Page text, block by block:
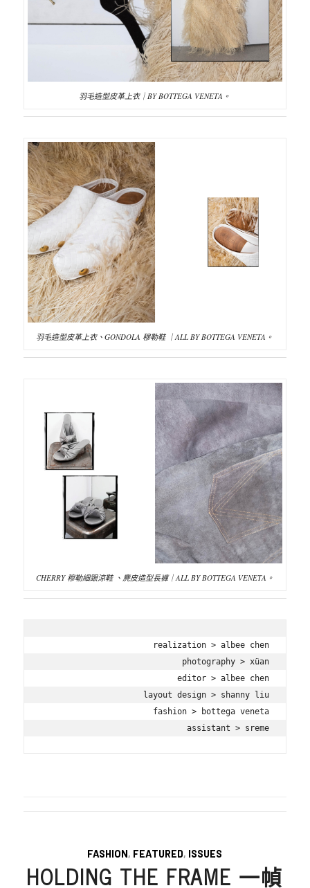
羽毛造型皮革上衣｜BY BOTTEGA VENETA。
羽毛造型皮革上衣、GONDOLA 穆勒鞋 ｜ALL BY BOTTEGA VENETA。
CHERRY 穆勒細跟涼鞋 、麂皮造型長褲｜ALL BY BOTTEGA VENETA。
realization > albee chen
photography > xüan
editor > albee chen
layout design > shanny liu
fashion > bottega veneta
assistant > sreme
FASHION, FEATURED, ISSUES
HOLDING THE FRAME 一幀